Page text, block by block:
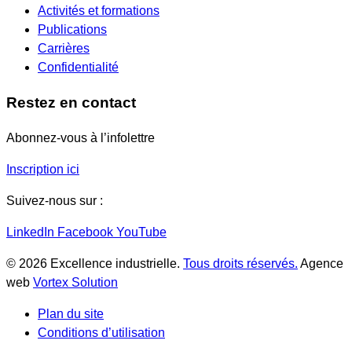
Activités et formations
Publications
Carrières
Confidentialité
Restez en contact
Abonnez-vous à l’infolettre
Inscription ici
Suivez-nous sur :
LinkedIn Facebook YouTube
© 2026 Excellence industrielle. Tous droits réservés. Agence
web Vortex Solution
Plan du site
Conditions d’utilisation